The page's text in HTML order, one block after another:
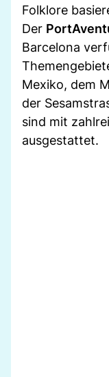
Folklore
Der
Barcelona
Mexiko, dem
der
sind mit
ausgestattet.